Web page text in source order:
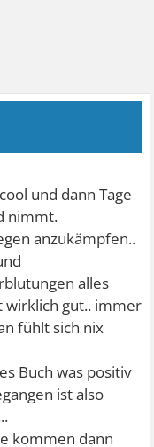
und dann Tage
nimmt.
anzukämpfen..
alles
wirklich gut.. immer
fühlt sich nix
Buch was positiv
ist also
kommen dann